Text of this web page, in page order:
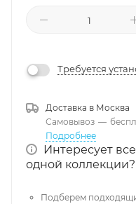
Требуется
Доставка в Москва
Самовывоз —
Подробнее
Интересует
одной коллекции?
Подберем